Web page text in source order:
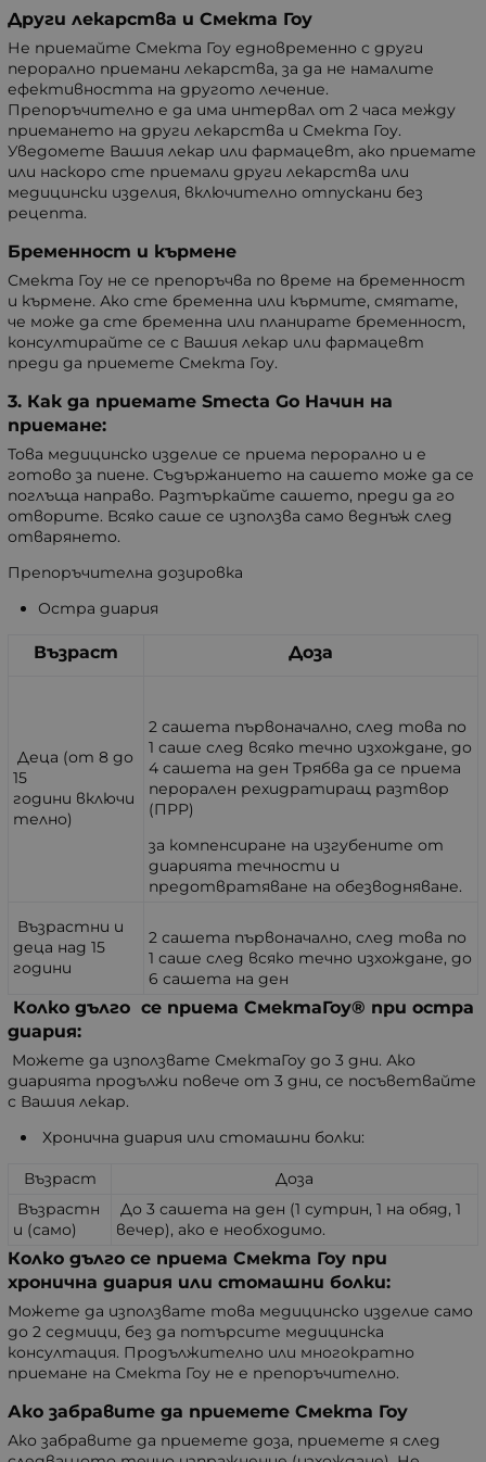
Други лекарства и Смекта Гоу
Не приемайте Смекта Гоу едновременно с други
перорално приемани лекарства, за да не намалите
ефективността на другото лечение.
Препоръчително е да има интервал от 2 часа между
приемането на други лекарства и Смекта Гоу.
Уведомете Вашия лекар или фармацевт, ако приемате
или наскоро сте приемали други лекарства или
медицински изделия, включително отпускани без
рецепта.
Бременност и кърмене
Смекта Гоу не се препоръчва по време на бременност
и кърмене. Ако сте бременна или кърмите, смятате,
че може да сте бременна или планирате бременност,
консултирайте се с Вашия лекар или фармацевт
преди да приемете Смекта Гоу.
3. Как да приемате Smecta Go Начин на
приемане:
Това медицинско изделие се приема перорално и е
готово за пиене. Съдържанието на сашето може да се
поглъща направо. Разтъркайте сашето, преди да го
отворите. Всяко саше се използва само веднъж след
отварянето.
Препоръчителна дозировка
Остра диария
Възраст Доза
Деца (от 8 до
15
години включи
телно)
2 сашета първоначално, след това по
1 саше след всяко течно изхождане, до
4 сашета на ден Трябва да се приема
перорален рехидратиращ разтвор
(ПРР)
за компенсиране на изгубените от
диарията течности и
предотвратяване на обезводняване.
Възрастни и
деца над 15
години
2 сашета първоначално, след това по
1 саше след всяко течно изхождане, до
6 сашета на ден
Колко дълго се приема СмектаГоу® при остра
диария:
Можете да използвате СмектаГоу до 3 дни. Ако
диарията продължи повече от 3 дни, се посъветвайте
с Вашия лекар.
Хронична диария или стомашни болки:
Възраст
Доза
Възрастн
и (само)
До 3 сашета на ден (1 сутрин, 1 на обяд, 1
вечер), ако е необходимо.
Колко дълго се приема Смекта Гоу при
хронична диария или стомашни болки:
Можете да използвате това медицинско изделие само
до 2 седмици, без да потърсите медицинска
консултация. Продължително или многократно
приемане на Смекта Гоу не е препоръчително.
Ако забравите да приемете Смекта Гоу
Ако забравите да приемете доза, приемете я след